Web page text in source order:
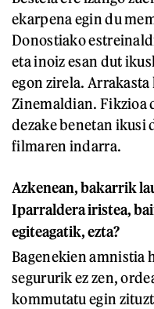
ekarpena egin du
Donostiako
eta inoiz esan dut
egon zirela. Arrakasta
Zinemaldian. Fikzioa
dezake benetan ikusi
filmaren indarra.
Azkenean, bakarrik
Iparraldera iristea,
egiteagatik, ezta?
Bagenekien amnistia
segururik ez zen,
kommutatu egin